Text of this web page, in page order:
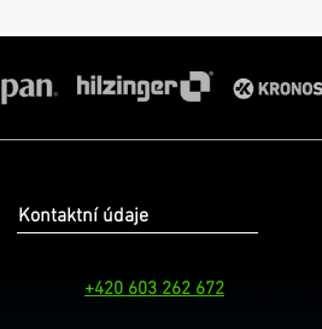
Kontaktní údaje
+420 603 262 672